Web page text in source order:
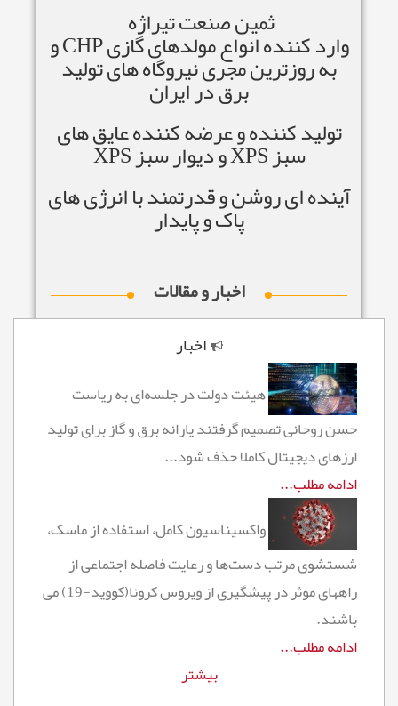
ثمین صنعت تیراژه
وارد کننده انواع مولدهای گازی CHP و
به روزترین مجری نیروگاه های تولید
برق در ایران
تولید کننده و عرضه کننده عایق های
سبز XPS و دیوار سبز XPS
آینده ای روشن و قدرتمند با انرژی های
پاک و پایدار
اخبار و مقالات
اخبار
هیئت دولت در جلسه‌ای به ریاست
حسن روحانی تصمیم گرفتند یارانه برق و گاز برای تولید
ارزهای دیجیتال کاملا حذف شود...
ادامه مطلب...
واکسیناسیون کامل، استفاده از ماسک،
شستشوی مرتب دست‌ها و رعایت فاصله اجتماعی از
راههای موثر در پیشگیری از ویروس کرونا(کووید-19) می
باشند.
ادامه مطلب...
بیشتر